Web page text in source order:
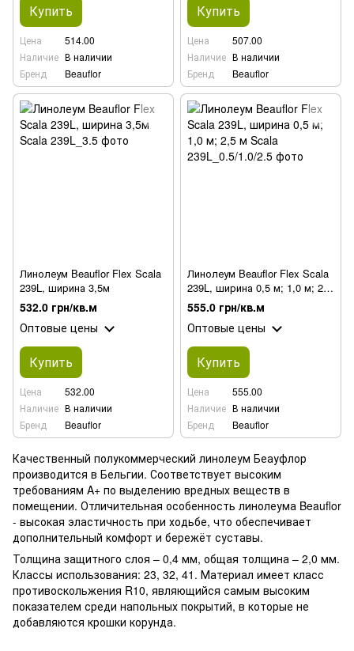
Купить
Цена
514.00
Наличие В наличии
Бренд
Beauflor
Купить
Цена
507.00
Наличие В наличии
Бренд
Beauflor
Линолеум Beauflor Flex Scala
239L, ширина 3,5м
532.0 грн/кв.м
Оптовые цены
Купить
Цена
532.00
Наличие В наличии
Бренд
Beauflor
Линолеум Beauflor Flex Scala
239L, ширина 0,5 м; 1,0 м; 2,5
м
555.0 грн/кв.м
Оптовые цены
Купить
Цена
555.00
Наличие В наличии
Бренд
Beauflor
Качественный полукоммерческий линолеум Беауфлор
производится в Бельгии. Соответствует высоким
требованиям A+ по выделению вредных веществ в
помещении. Отличительная особенность линолеума Beauflor
- высокая эластичность при ходьбе, что обеспечивает
дополнительный комфорт и бережёт суставы.
Толщина защитного слоя – 0,4 мм, общая толщина – 2,0 мм.
Классы использования: 23, 32, 41. Материал имеет класс
противоскольжения R10, являющийся самым высоким
показателем среди напольных покрытий, в которые не
добавляются крошки корунда.